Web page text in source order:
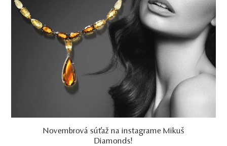
Novembrová súťaž na instagrame Mikuš
Diamonds!